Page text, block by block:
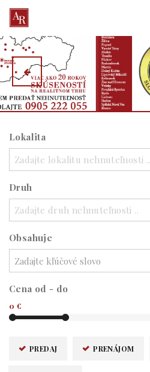
Lokalita
Zadajte lokalitu nehnuteľnosti ..
Druh
Zadajte druh nehnuteľnosti ..
Obsahuje
Cena od - do
0 €
PREDAJ PRENÁJOM